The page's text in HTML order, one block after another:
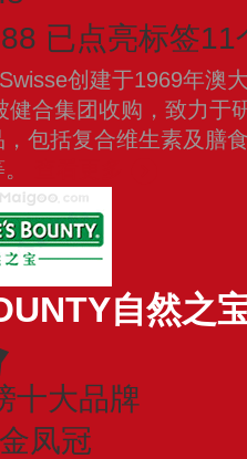
已点亮标签11
创建于1969年澳
健合集团收购，致力于
包括复合维生素及膳
自然之
十大品牌
凤冠